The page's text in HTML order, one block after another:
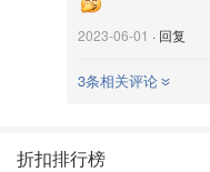
2023-06-01 · 回复
3条相关评论
折扣排行榜